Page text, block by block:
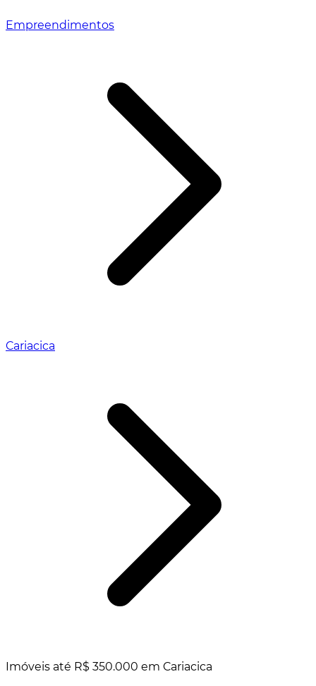
Empreendimentos
Cariacica
Imóveis até R$ 350.000 em Cariacica